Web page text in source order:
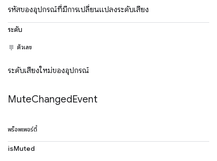
รหัสของอุปกรณ์ที่มีการเปลี่ยนแปลงระดับเสียง
ระดับ
ตัวเลข
ระดับเสียงใหม่ของอุปกรณ์
MuteChangedEvent
พร็อพเพอร์ตี้
isMuted